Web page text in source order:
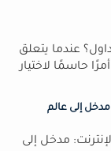
عندما يتعلق
حاسمًا لاختيار
مدخل إلى عالم
مدخل إلى